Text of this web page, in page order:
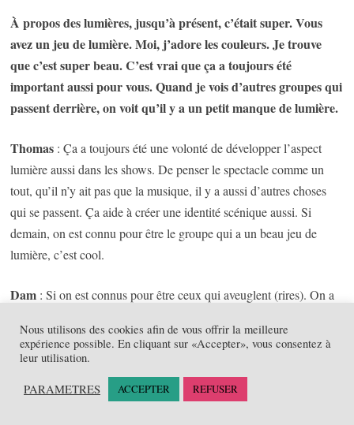
À propos des lumières, jusqu’à présent, c’était super. Vous
avez un jeu de lumière. Moi, j’adore les couleurs. Je trouve
que c’est super beau. C’est vrai que ça a toujours été
important aussi pour vous. Quand je vois d’autres groupes qui
passent derrière, on voit qu’il y a un petit manque de lumière.
Thomas : Ça a toujours été une volonté de développer l’aspect
lumière aussi dans les shows. De penser le spectacle comme un
tout, qu’il n’y ait pas que la musique, il y a aussi d’autres choses
qui se passent. Ça aide à créer une identité scénique aussi. Si
demain, on est connu pour être le groupe qui a un beau jeu de
lumière, c’est cool.
Dam : Si on est connus pour être ceux qui aveuglent (rires). On a
qu’on pouvait pour essayer de faire un spectacle qui peut plaire au
public. Avec qui on peut communiquer pour de vrai. Il peut y avoir
des échanges. On ne parle pas forcément que de paroles. Des
regards, des choses qui se passent, quelque chose de vivant. On
Nous utilisons des cookies afin de vous offrir la meilleure
expérience possible. En cliquant sur «Accepter», vous consentez à
leur utilisation.
PARAMETRES ACCEPTER REFUSER